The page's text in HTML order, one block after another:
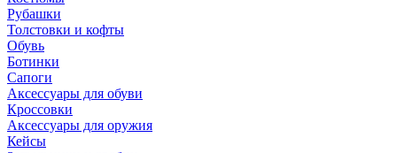
Рубашки
Толстовки и кофты
Обувь
Ботинки
Сапоги
Аксессуары для обуви
Кроссовки
Аксессуары для оружия
Кейсы